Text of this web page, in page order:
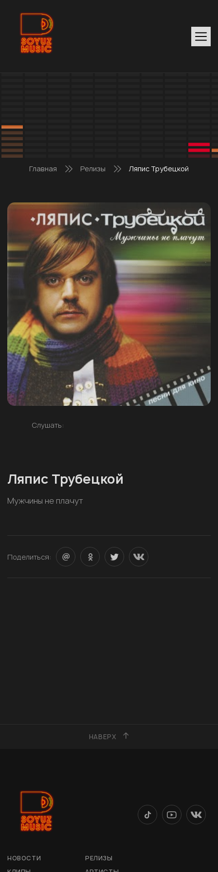
Главная Релизы Ляпис Трубецкой
Слушать:
Ляпис Трубецкой
Мужчины не плачут
Поделиться:
НАВЕРХ
НОВОСТИ
РЕЛИЗЫ